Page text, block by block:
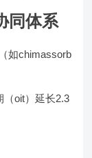
同体系
如chimassorb
（oit）延长2.3